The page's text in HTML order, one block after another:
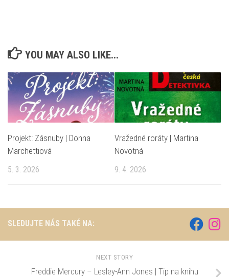
YOU MAY ALSO LIKE...
Projekt: Zásnuby | Donna
Marchettiová
5. 3. 2026
Vražedné roráty | Martina
Novotná
9. 4. 2026
SLEDUJTE NÁS TAKÉ NA:
NEXT STORY
Freddie Mercury – Lesley-Ann Jones | Tip na knihu